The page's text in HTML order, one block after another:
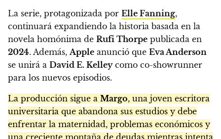
La serie, protagonizada por Elle Fanning,
continuará expandiendo la historia basada en la
novela homónima de Rufi Thorpe publicada en
2024. Además, Apple anunció que Eva Anderson
se unirá a David E. Kelleycomo co-showrunner
para los nuevos episodios.
La producción sigue a Margo, una joven escritora
universitaria que abandona sus estudios y debe
enfrentar la maternidad, problemas económicos y
una creciente montaña de deudas mientras intenta